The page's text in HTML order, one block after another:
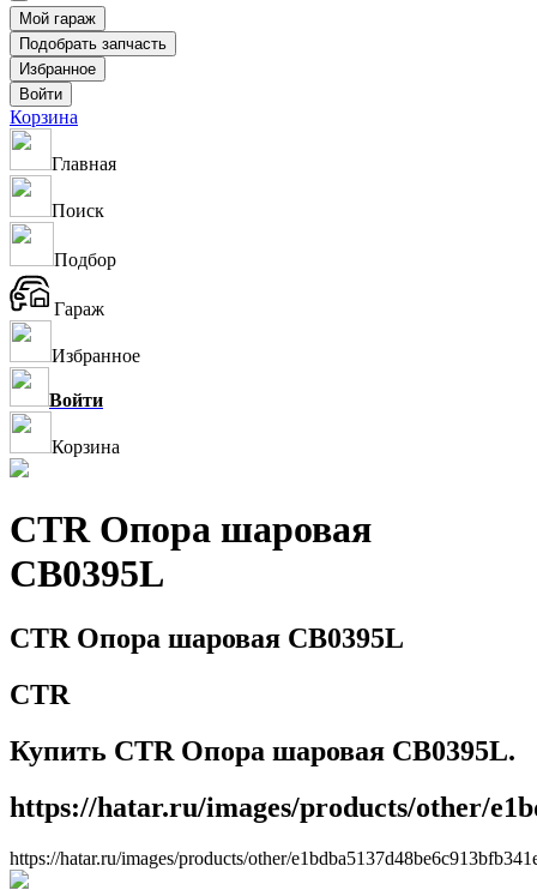
Корзина
Главная
Поиск
Подбор
Гараж
Избранное
Войти
Корзина
CTR Опора шаровая
CB0395L
CTR Опора шаровая CB0395L
CTR
Купить CTR Опора шаровая CB0395L.
https://hatar.ru/images/products/other/
https://hatar.ru/images/products/other/